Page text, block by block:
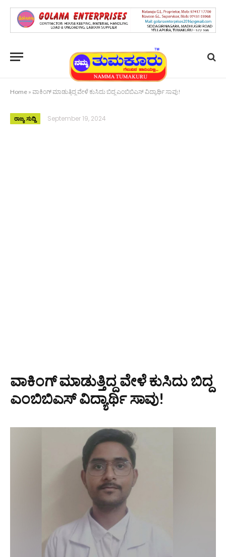
Home » ವಾಕಿಂಗ್ ಮಾಡುತ್ತಿದ್ದ ವೇಳೆ ಕುಸಿದು ಬಿದ್ದ ಎಂಬಿಬಿಎಸ್ ವಿದ್ಯಾರ್ಥಿ ಸಾವು!
ರಾಜ್ಯ ಸುದ್ದಿ September 19, 2024
ವಾಕಿಂಗ್ ಮಾಡುತ್ತಿದ್ದ ವೇಳೆ ಕುಸಿದು ಬಿದ್ದ
ಎಂಬಿಬಿಎಸ್ ವಿದ್ಯಾರ್ಥಿ ಸಾವು!